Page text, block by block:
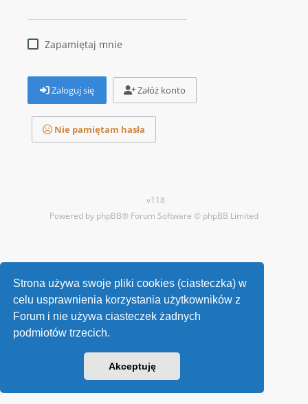
Strona używa swoje pliki cookies (ciasteczka) w
celu usprawnienia korzystania użytkowników z
Forum i nie używa ciasteczek żadnych
podmiotów trzecich.
Akceptuję
Zapamiętaj mnie
Zaloguj się Załóż konto
Nie pamiętam hasła
v118
Powered by phpBB® Forum Software © phpBB Limited